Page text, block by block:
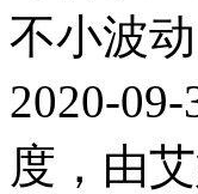
不小波
2020-
度，由